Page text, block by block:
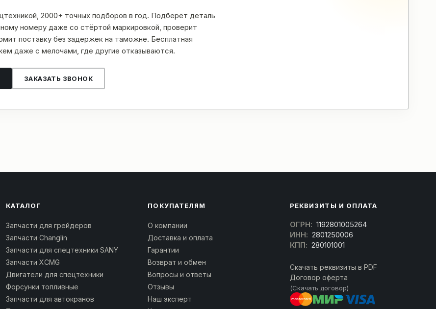
2000+ точных подборов в год. Подберёт деталь
номеру даже со стёртой маркировкой, проверит
поставку без задержек на таможне. Бесплатная
даже с мелочами, где другие отказываются.
ЗАКАЗАТЬ ЗВОНОК
КАТАЛОГ
Запчасти для грейдеров
Запчасти Changlin
Запчасти для спецтехники SANY
Запчасти XCMG
Двигатели для спецтехники
Форсунки топливные
Запчасти для автокранов
ПОКУПАТЕЛЯМ
О компании
Доставка и оплата
Гарантии
Возврат и обмен
Вопросы и ответы
Отзывы
Наш эксперт
РЕКВИЗИТЫ И ОПЛАТА
ОГРН: 1192801005264
ИНН: 2801250006
КПП: 280101001
Скачать реквизиты в PDF
Договор оферта
(Скачать договор)